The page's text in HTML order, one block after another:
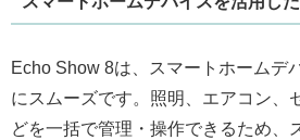
Echo Show 8は、スマートホームデ
にスムーズです。照明、エアコン、
どを一括で管理・操作できるため、